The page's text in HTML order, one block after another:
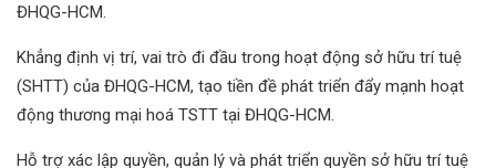
ĐHQG-HCM.
Khẳng định vị trí, vai trò đi đầu trong hoạt động sở hữu trí tuệ
(SHTT) của ĐHQG-HCM, tạo tiền đề phát triển đẩy mạnh hoạt
động thương mại hoá TSTT tại ĐHQG-HCM.
Hỗ trợ xác lập quyền, quản lý và phát triển quyền sở hữu trí tuệ